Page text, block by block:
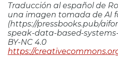
Traducción al español de
una imagen tomada de AI
(https://pressbooks.pub/
speak-data-based-
BY-NC 4.0
https://